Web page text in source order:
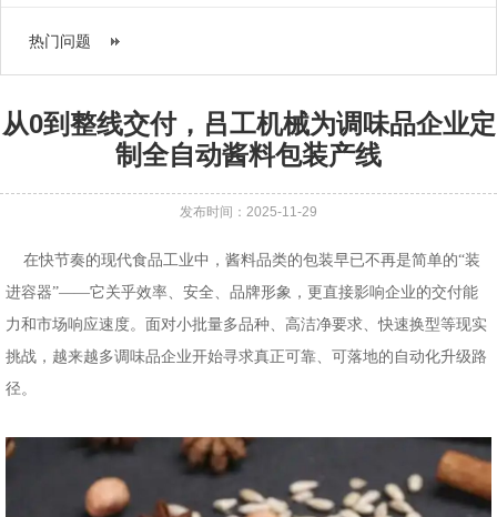
热门问题
从0到整线交付，吕工机械为调味品企业定
制全自动酱料包装产线
发布时间：2025-11-29
在快节奏的现代食品工业中，酱料品类的包装早已不再是简单的“装
进容器”——它关乎效率、安全、品牌形象，更直接影响企业的交付能
力和市场响应速度。面对小批量多品种、高洁净要求、快速换型等现实
挑战，越来越多调味品企业开始寻求真正可靠、可落地的自动化升级路
径。